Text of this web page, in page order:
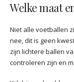
Welke maat
Niet alle voetballen
nee, dit is geen
zijn lichtere ballen
controleren zijn en